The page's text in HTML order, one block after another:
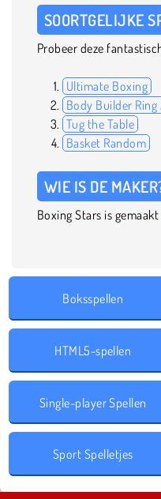
SOORTGELIJKE
Probeer deze
Ultimate Boxing
Body Builder Ring
Tug the Table
Basket Random
WIE IS DE
Boxing Stars is
Boksspellen
HTML5-spellen
Single-player Spellen
Sport Spelletjes